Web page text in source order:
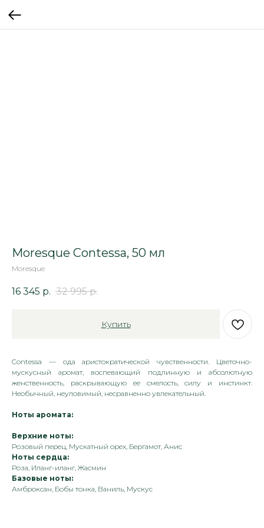
Moresque Contessa, 50 мл
Moresque
16 345 р. 32 995 р.
Купить
Contessa — ода аристократической чувственности. Цветочно-
мускусный аромат, воспевающий подлинную и абсолютную
женственность, раскрывающую ее смелость, силу и инстинкт.
Необычный, неуловимый, несравненно увлекательный.
Ноты аромата:
Верхние ноты:
Розовый перец, Мускатный орех, Бергамот, Анис
Ноты сердца:
Роза, Иланг-иланг, Жасмин
Базовые ноты:
Амброксан, Бобы тонка, Ваниль, Мускус